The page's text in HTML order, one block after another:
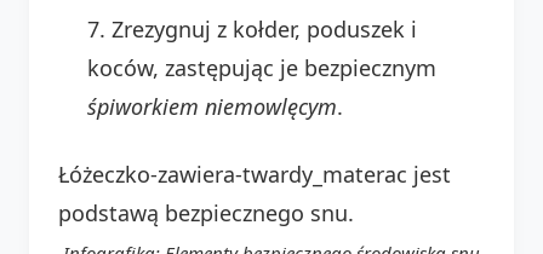
Zrezygnuj z kołder, poduszek i
koców, zastępując je bezpiecznym
śpiworkiem niemowlęcym.
Łóżeczko-zawiera-twardy_materac jest
podstawą bezpiecznego snu.